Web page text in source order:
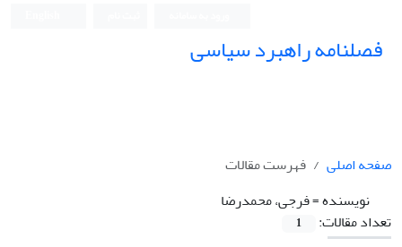
فصلنامه راهبرد سیاسی
صفحه اصلی
فهرست مقالات
نویسنده =فرجی، محمدرضا
تعداد مقالات:
1